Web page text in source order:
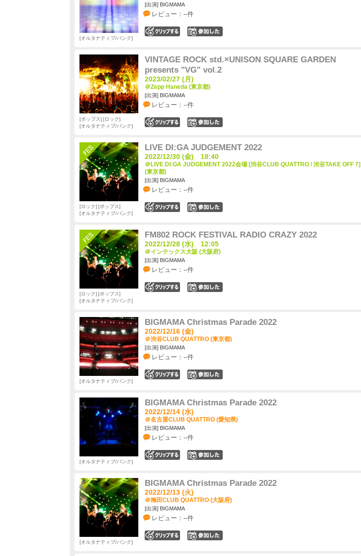
[出演] BIGMAMA
レビュー：--件
オルタナティブ/パンク
VINTAGE ROCK std.×UNISON SQUARE GARDEN
presents "VG" vol.2
2023/02/27 (月)
＠Zepp Haneda (東京都)
[出演] BIGMAMA
レビュー：--件
ポップス
ロック
オルタナティブ/パンク
LIVE DI:GA JUDGEMENT 2022
2022/12/30 (金) 18:40
＠LIVE DI:GA JUDGEMENT 2022会場 [渋谷CLUB QUATTRO / 渋谷TAKE OFF 7]
(東京都)
[出演] BIGMAMA
レビュー：--件
ロック
ポップス
オルタナティブ/パンク
FM802 ROCK FESTIVAL RADIO CRAZY 2022
2022/12/28 (水) 12:05
＠インテックス大阪 (大阪府)
[出演] BIGMAMA
レビュー：--件
ロック
ポップス
オルタナティブ/パンク
BIGMAMA Christmas Parade 2022
2022/12/16 (金)
＠渋谷CLUB QUATTRO (東京都)
[出演] BIGMAMA
レビュー：--件
オルタナティブ/パンク
BIGMAMA Christmas Parade 2022
2022/12/14 (水)
＠名古屋CLUB QUATTRO (愛知県)
[出演] BIGMAMA
レビュー：--件
オルタナティブ/パンク
BIGMAMA Christmas Parade 2022
2022/12/13 (火)
＠梅田CLUB QUATTRO (大阪府)
[出演] BIGMAMA
レビュー：--件
オルタナティブ/パンク